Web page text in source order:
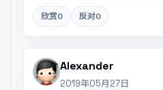
欣赏0 反对0
Alexander
2019年05月27日